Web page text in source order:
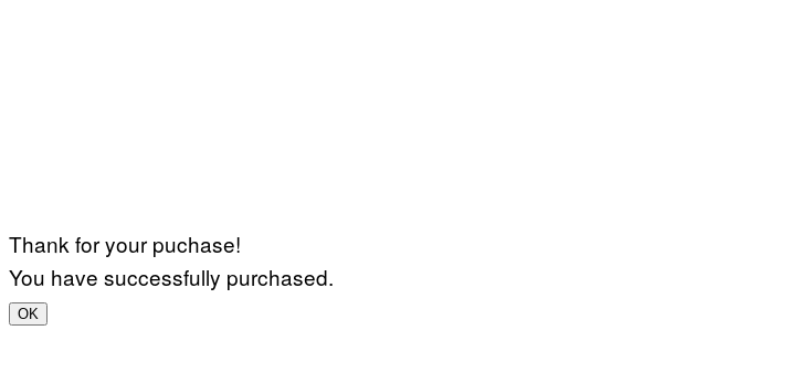
Thank for your puchase!
You have successfully purchased.
OK